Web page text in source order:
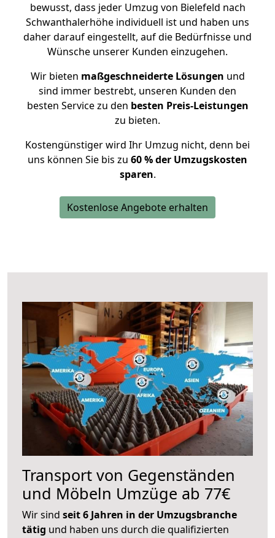
bewusst, dass jeder Umzug von Bielefeld nach
Schwanthalerhöhe individuell ist und haben uns
daher darauf eingestellt, auf die Bedürfnisse und
Wünsche unserer Kunden einzugehen.
Wir bieten maßgeschneiderte Lösungen und
sind immer bestrebt, unseren Kunden den
besten Service zu den besten Preis-Leistungen
zu bieten.
Kostengünstiger wird Ihr Umzug nicht, denn bei
uns können Sie bis zu 60 % der Umzugskosten
sparen.
Kostenlose Angebote erhalten
Transport von Gegenständen
und Möbeln Umzüge ab 77€
Wir sind seit 6 Jahren in der Umzugsbranche
tätig und haben uns durch die qualifizierten